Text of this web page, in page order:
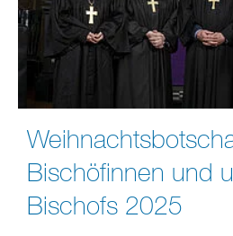
Bischöfinnen und
Bischofs 2025